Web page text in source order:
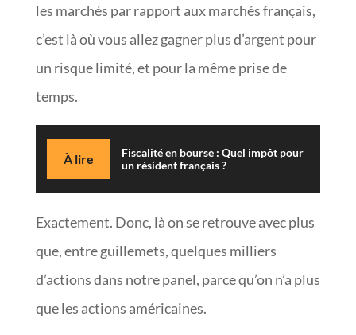
les marchés par rapport aux marchés français,
c’est là où vous allez gagner plus d’argent pour
un risque limité, et pour la même prise de
temps.
À lire
Fiscalité en bourse : Quel impôt pour
un résident français ?
Exactement. Donc, là on se retrouve avec plus
que, entre guillemets, quelques milliers
d’actions dans notre panel, parce qu’on n’a plus
que les actions américaines.